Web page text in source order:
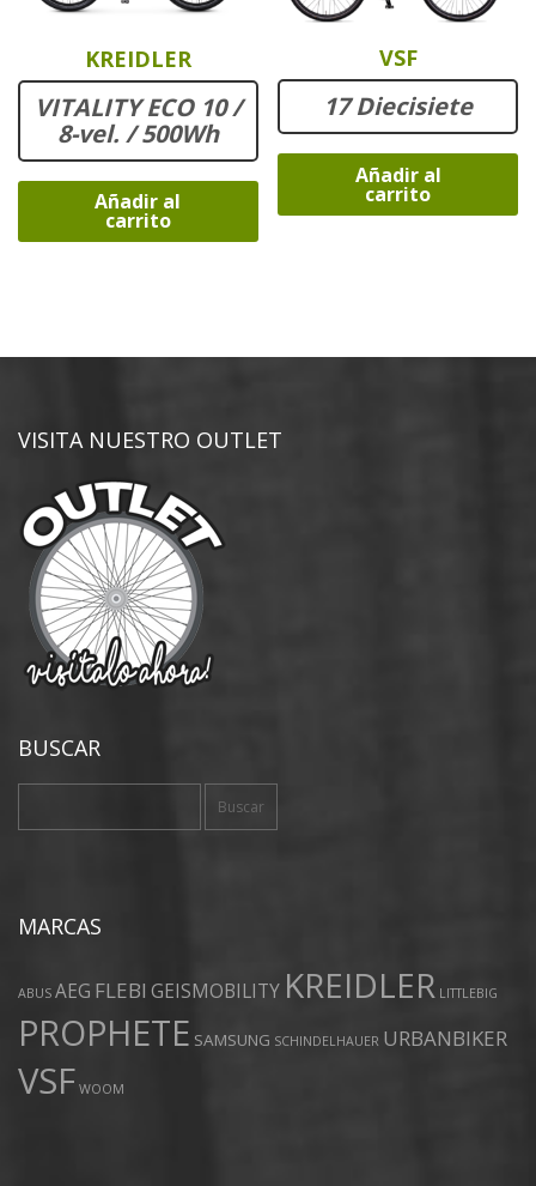
KREIDLER
VITALITY ECO 10 /
8-vel. / 500Wh
Añadir al
carrito
VSF
17 Diecisiete
Añadir al
carrito
VISITA NUESTRO OUTLET
BUSCAR
MARCAS
ABUS AEG FLEBI GEISMOBILITY KREIDLER LITTLEBIG
PROPHETE SAMSUNG SCHINDELHAUER URBANBIKER
VSF WOOM